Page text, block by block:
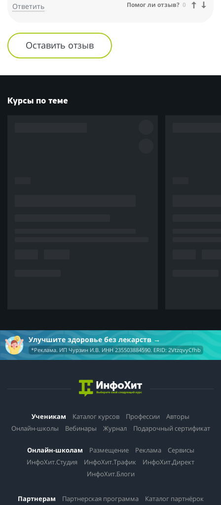
Ответить
Помог ли отзыв? 0
Оставить отзыв
Курсы по теме
Улучшите здоровье без лекарств
*Реклама. ИП Чурзин И.В. ИНН 235503884590. ERID: 2VtzqvyCfhb
Ученикам Каталог курсов Профессии
Авторы
Онлайн-школы
Вебинары Журнал Подарочный сертификат
Онлайн-школам Размещение Реклама
Сервисы
ИнфоХит.Студия
ИнфоХит.Трафик
ИнфоХит.Директ
ИнфоХит.Блоги
Партнерам Партнерская программа Каталог партнёрок